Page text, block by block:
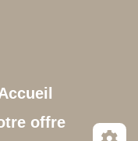
offre